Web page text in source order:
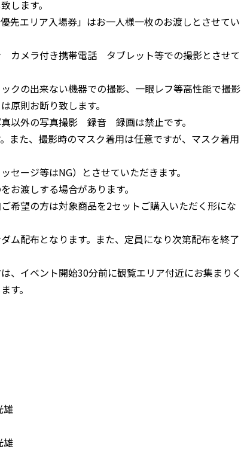
します。
先エリア入場券」はお一人様一枚のお渡しとさせてい
カメラ付き携帯電話 タブレット等での撮影とさせて
クの出来ない機器での撮影、一眼レフ等高性能で撮影
原則お断り致します。
以外の写真撮影 録音 録画は禁止です。
また、撮影時のマスク着用は任意ですが、マスク着用
セージ等はNG）とさせていただきます。
渡しする場合があります。
希望の方は対象商品を2セットご購入いただく形にな
ム配布となります。また、定員になり次第配布を終了
、イベント開始30分前に観覧エリア付近にお集まりく
す。
雄
雄